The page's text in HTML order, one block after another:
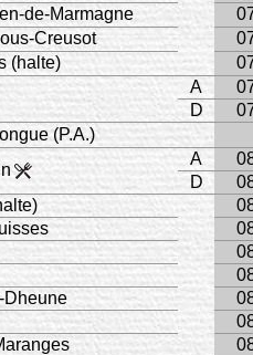
de-Marmagne
Creusot
(halte)
A
D
(P.A.)
A
D
Dheune